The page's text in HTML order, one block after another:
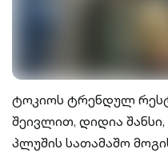
ტოკიოს ტრენდულ
შეივლით, დიდია
პლუშის სათამაშო